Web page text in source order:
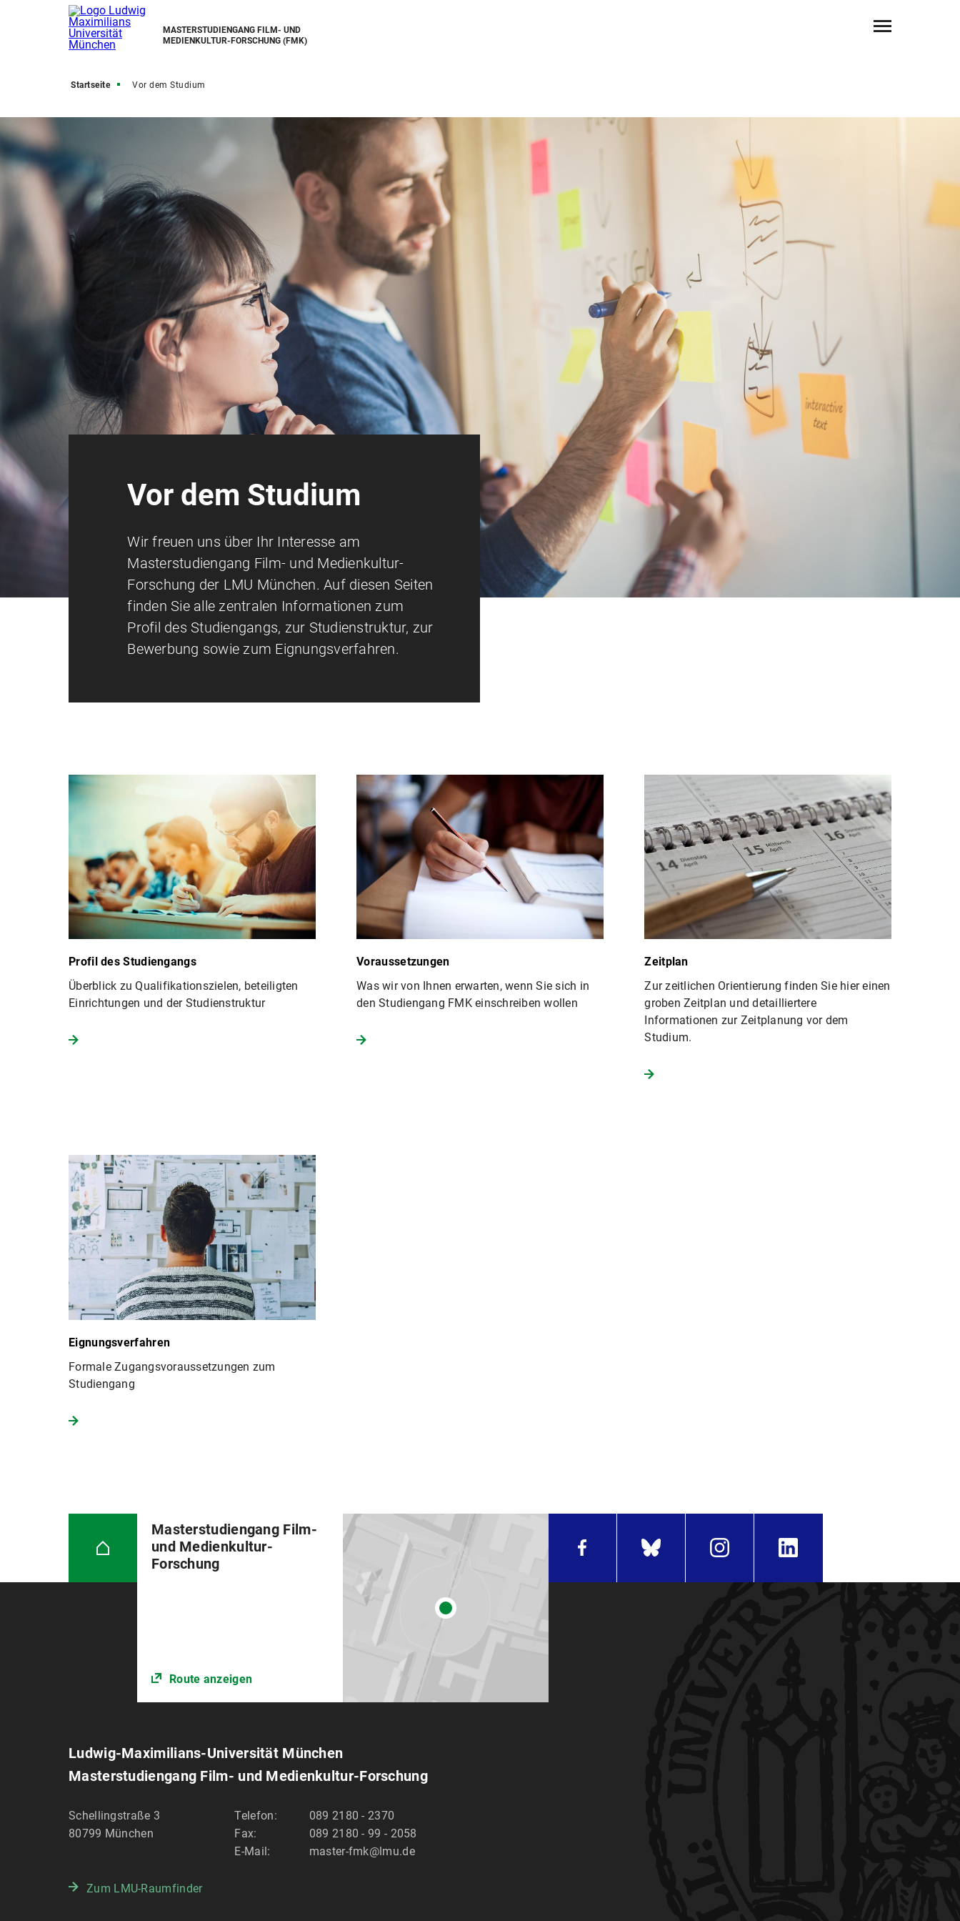
MASTERSTUDIENGANG FILM- UND
MEDIENKULTUR-FORSCHUNG (FMK)
Startseite Vor dem Studium
Vor dem Studium
Wir freuen uns über Ihr Interesse am
Masterstudiengang Film- und Medienkultur-
Forschung der LMU München. Auf diesen Seiten
finden Sie alle zentralen Informationen zum
Profil des Studiengangs, zur Studienstruktur, zur
Bewerbung sowie zum Eignungsverfahren.
Profil des Studiengangs
Überblick zu Qualifikationszielen, beteiligten
Einrichtungen und der Studienstruktur
Voraussetzungen
Was wir von Ihnen erwarten, wenn Sie sich in
den Studiengang FMK einschreiben wollen
Zeitplan
Zur zeitlichen Orientierung finden Sie hier einen
groben Zeitplan und detailliertere
Informationen zur Zeitplanung vor dem
Studium.
Eignungsverfahren
Formale Zugangsvoraussetzungen zum
Studiengang
Masterstudiengang Film-
und Medienkultur-
Forschung
Route anzeigen
Ludwig-Maximilians-Universität München
Masterstudiengang Film- und Medienkultur-Forschung
Schellingstraße 3
80799 München
Telefon:
089 2180 - 2370
Fax:
089 2180 - 99 - 2058
E-Mail:
master-fmk@lmu.de
Zum LMU-Raumfinder